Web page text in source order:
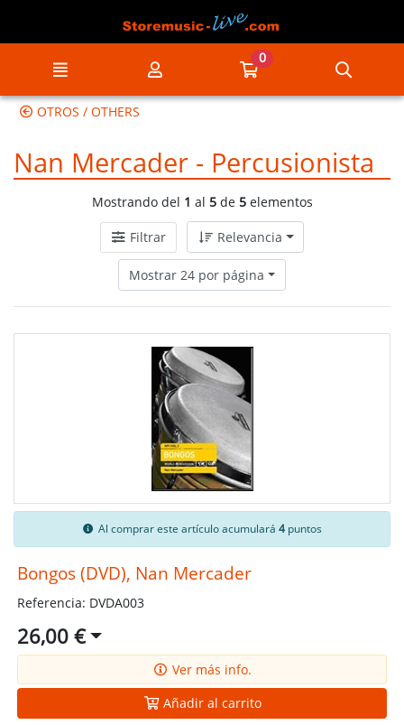
Ir a mi compra
0
OTROS / OTHERS
Nan Mercader - Percusionista
Mostrando del 1 al 5de 5elementos
Filtrar Relevancia
Mostrar 24 por página
Al comprar este artículo acumulará 4puntos
Bongos (DVD), Nan Mercader
Referencia: DVDA003
26,00 €
Ver más info.
Añadir al carrito